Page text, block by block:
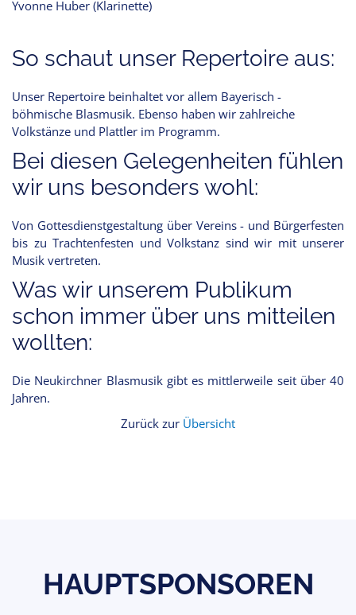
Yvonne Huber (Klarinette)
So schaut unser Repertoire aus:
Unser Repertoire beinhaltet vor allem Bayerisch -
böhmische Blasmusik. Ebenso haben wir zahlreiche
Volkstänze und Plattler im Programm.
Bei diesen Gelegenheiten fühlen
wir uns besonders wohl:
Von Gottesdienstgestaltung über Vereins - und Bürgerfesten
bis zu Trachtenfesten und Volkstanz sind wir mit unserer
Musik vertreten.
Was wir unserem Publikum
schon immer über uns mitteilen
wollten:
Die Neukirchner Blasmusik gibt es mittlerweile seit über 40
Jahren.
Zurück zur Übersicht
HAUPTSPONSOREN